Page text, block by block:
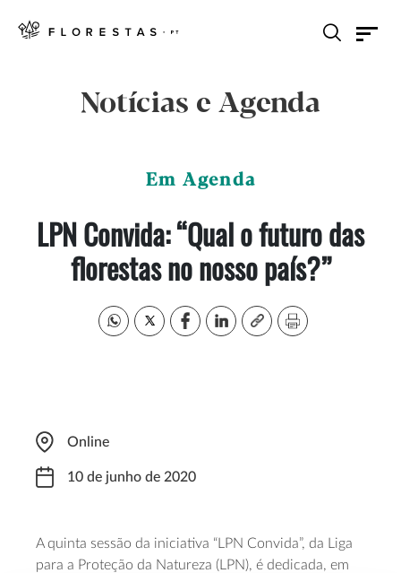
Notícias e Agenda
Em Agenda
LPN Convida: “Qual o futuro das
florestas no nosso país?”
Online
10 de junho de 2020
A quinta sessão da iniciativa “LPN Convida”, da Liga
para a Proteção da Natureza (LPN), é dedicada, em